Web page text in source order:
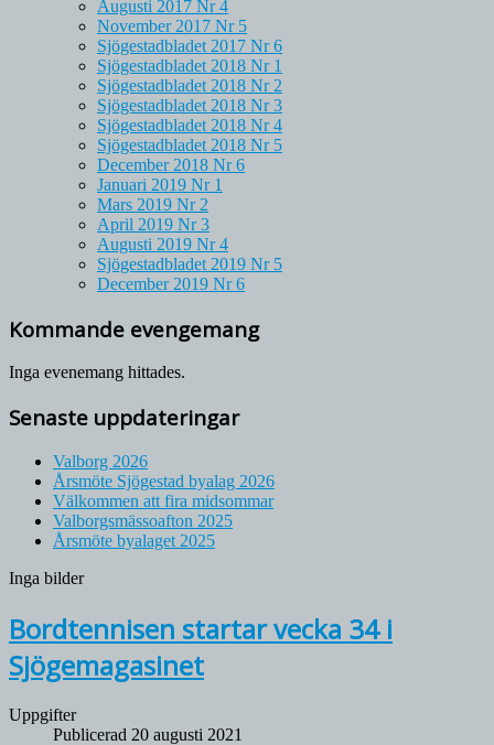
Augusti 2017 Nr 4
November 2017 Nr 5
Sjögestadbladet 2017 Nr 6
Sjögestadbladet 2018 Nr 1
Sjögestadbladet 2018 Nr 2
Sjögestadbladet 2018 Nr 3
Sjögestadbladet 2018 Nr 4
Sjögestadbladet 2018 Nr 5
December 2018 Nr 6
Januari 2019 Nr 1
Mars 2019 Nr 2
April 2019 Nr 3
Augusti 2019 Nr 4
Sjögestadbladet 2019 Nr 5
December 2019 Nr 6
Kommande evengemang
Inga evenemang hittades.
Senaste uppdateringar
Valborg 2026
Årsmöte Sjögestad byalag 2026
Välkommen att fira midsommar
Valborgsmässoafton 2025
Årsmöte byalaget 2025
Inga bilder
Bordtennisen startar vecka 34 i
Sjögemagasinet
Uppgifter
Publicerad 20 augusti 2021